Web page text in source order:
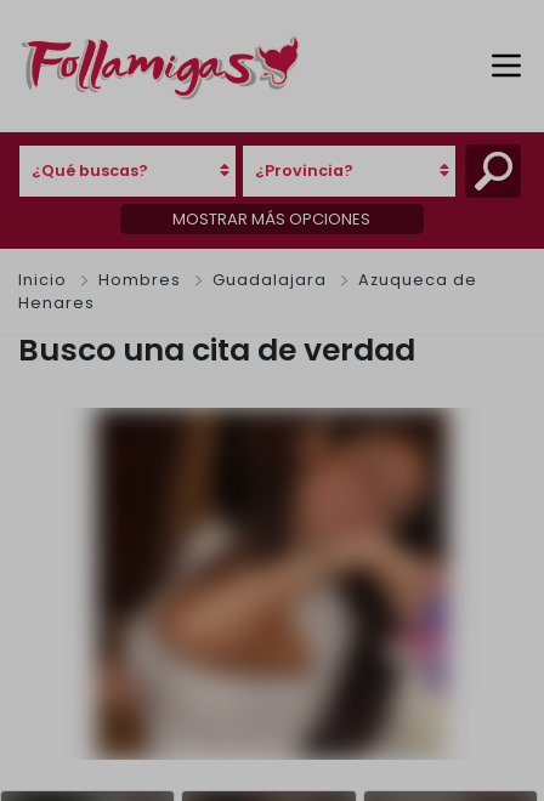
¿Qué buscas? ¿Provincia?
MOSTRAR MÁS OPCIONES
Inicio Hombres Guadalajara
Azuqueca de
Henares
Busco una cita de verdad